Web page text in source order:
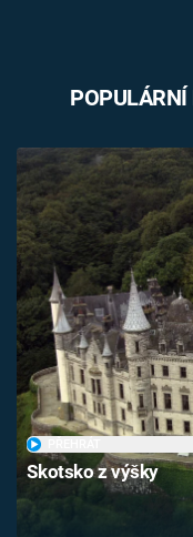
Skotsko z výšky